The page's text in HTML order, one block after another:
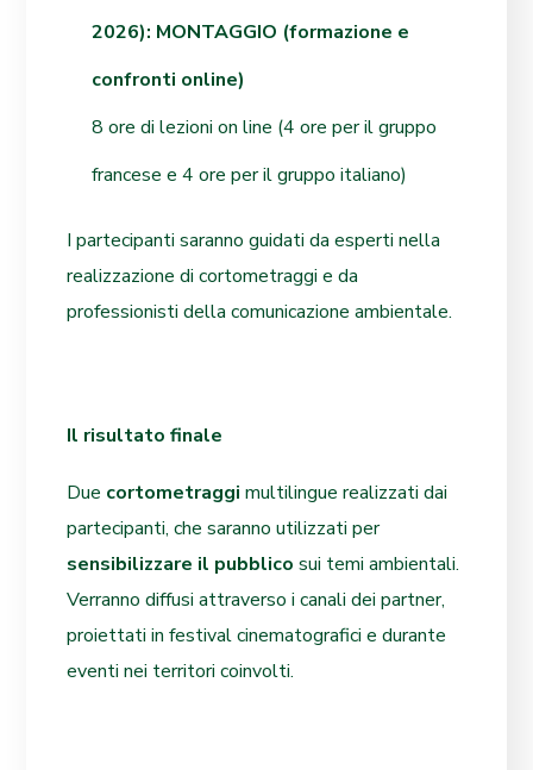
2026): MONTAGGIO (formazione e
confronti online)
8 ore di lezioni on line (4 ore per il gruppo
francese e 4 ore per il gruppo italiano)
I partecipanti saranno guidati da esperti nella
realizzazione di cortometraggi e da
professionisti della comunicazione ambientale.
Il risultato finale
Due cortometraggi multilingue realizzati dai
partecipanti, che saranno utilizzati per
sensibilizzare il pubblico sui temi ambientali.
Verranno diffusi attraverso i canali dei partner,
proiettati in festival cinematografici e durante
eventi nei territori coinvolti.